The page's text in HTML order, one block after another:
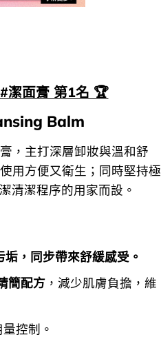
面膏 第1名 🏆
Balm
，主打深層卸妝與溫和舒
用方便又衛生；同時堅持極
清潔程序的用家而設。
，同步帶來舒緩感受。
簡配方，減少肌膚負擔，維
控制。